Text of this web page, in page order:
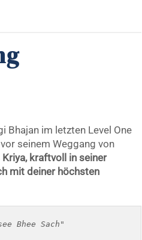
Bhajan im letzten Level One
seinem Weggang von
kraftvoll in seiner
mit deiner höchsten
Bhee Sach"